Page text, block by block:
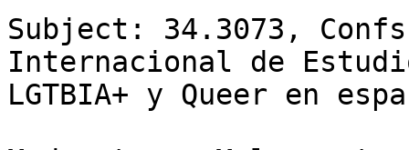
Subject: 34.3073,
Internacional de
LGTBIA+ y Queer en